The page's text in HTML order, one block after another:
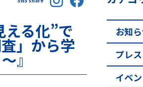
える化”で
」から学
』
お知
プレ
イベ